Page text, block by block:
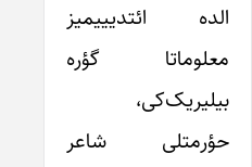
الده ائتدیییمیز
معلوماتا گؤره
بیلیریک‌کی،
حؤرمتلی شاعر